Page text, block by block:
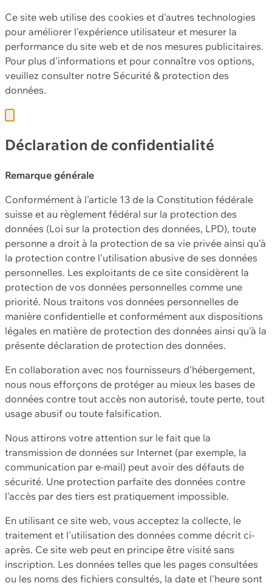
Ce site web utilise des cookies et d'autres technologies
pour améliorer l'expérience utilisateur et mesurer la
performance du site web et de nos mesures publicitaires.
Pour plus d'informations et pour connaître vos options,
veuillez consulter notre Sécurité & protection des
données.
Déclaration de confidentialité
Remarque générale
Conformément à l'article 13 de la Constitution fédérale
suisse et au règlement fédéral sur la protection des
données (Loi sur la protection des données, LPD), toute
personne a droit à la protection de sa vie privée ainsi qu'à
la protection contre l'utilisation abusive de ses données
personnelles. Les exploitants de ce site considèrent la
protection de vos données personnelles comme une
priorité. Nous traitons vos données personnelles de
manière confidentielle et conformément aux dispositions
légales en matière de protection des données ainsi qu'à la
présente déclaration de protection des données.
En collaboration avec nos fournisseurs d'hébergement,
nous nous efforçons de protéger au mieux les bases de
données contre tout accès non autorisé, toute perte, tout
usage abusif ou toute falsification.
Nous attirons votre attention sur le fait que la
transmission de données sur Internet (par exemple, la
communication par e-mail) peut avoir des défauts de
sécurité. Une protection parfaite des données contre
l'accès par des tiers est pratiquement impossible.
En utilisant ce site web, vous acceptez la collecte, le
traitement et l'utilisation des données comme décrit ci-
après. Ce site web peut en principe être visité sans
inscription. Les données telles que les pages consultées
ou les noms des fichiers consultés, la date et l'heure sont